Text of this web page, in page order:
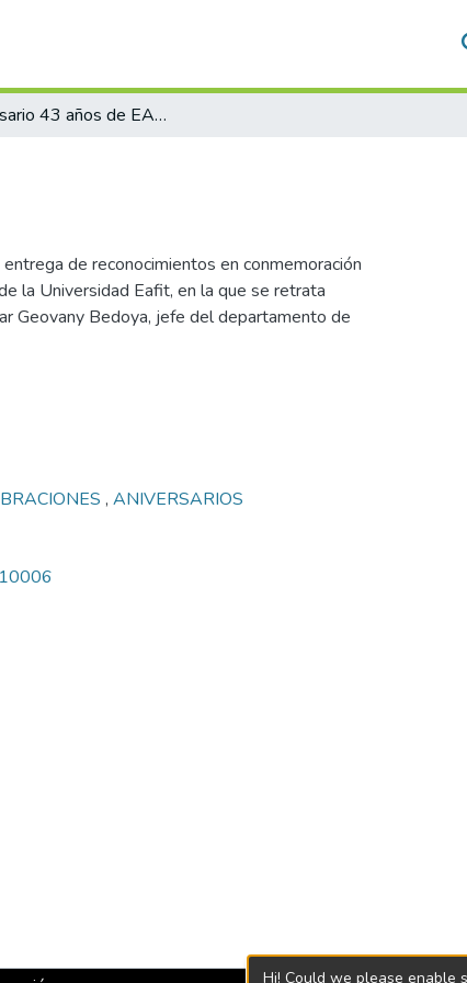
Aniversario 43 años de EAFIT
de reconocimientos en conmemoración
la Universidad Eafit, en la que se retrata
Geovany Bedoya, jefe del departamento de
, ANIVERSARIOS
Hi! Could we please enable